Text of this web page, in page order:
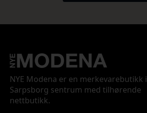
NYE Modena er en merkevarebutikk i
Sarpsborg sentrum med tilhørende
nettbutikk.